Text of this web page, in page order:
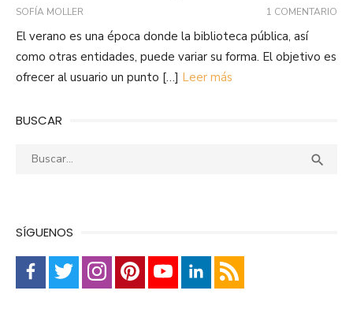
SOFÍA MOLLER 1 COMENTARIO
El verano es una época donde la biblioteca pública, así
como otras entidades, puede variar su forma. El objetivo es
ofrecer al usuario un punto […] Leer más
BUSCAR
Buscar: 
SÍGUENOS